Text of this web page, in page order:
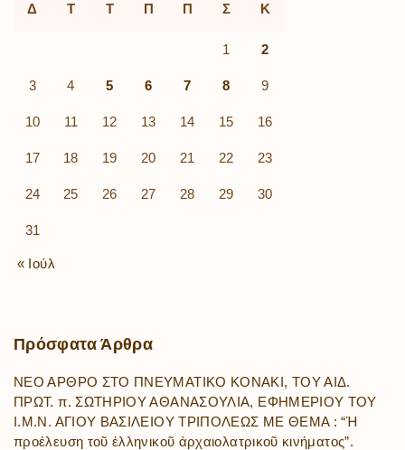
Δ Τ Τ Π Π Σ Κ
1 2
3 4 5 6 7 8 9
10 11 12 13 14 15 16
17 18 19 20 21 22 23
24 25 26 27 28 29 30
31
« Ιούλ
Πρόσφατα Άρθρα
ΝΕΟ ΑΡΘΡΟ ΣΤΟ ΠΝΕΥΜΑΤΙΚΟ ΚΟΝΑΚΙ, ΤΟΥ ΑΙΔ.
ΠΡΩΤ. π. ΣΩΤΗΡΙΟΥ ΑΘΑΝΑΣΟΥΛΙΑ, ΕΦΗΜΕΡΙΟΥ ΤΟΥ
Ι.Μ.Ν. ΑΓΙΟΥ ΒΑΣΙΛΕΙΟΥ ΤΡΙΠΟΛΕΩΣ ΜΕ ΘΕΜΑ : “Ἡ
προέλευση τοῦ ἑλληνικοῦ ἀρχαιολατρικοῦ κινήματος”.